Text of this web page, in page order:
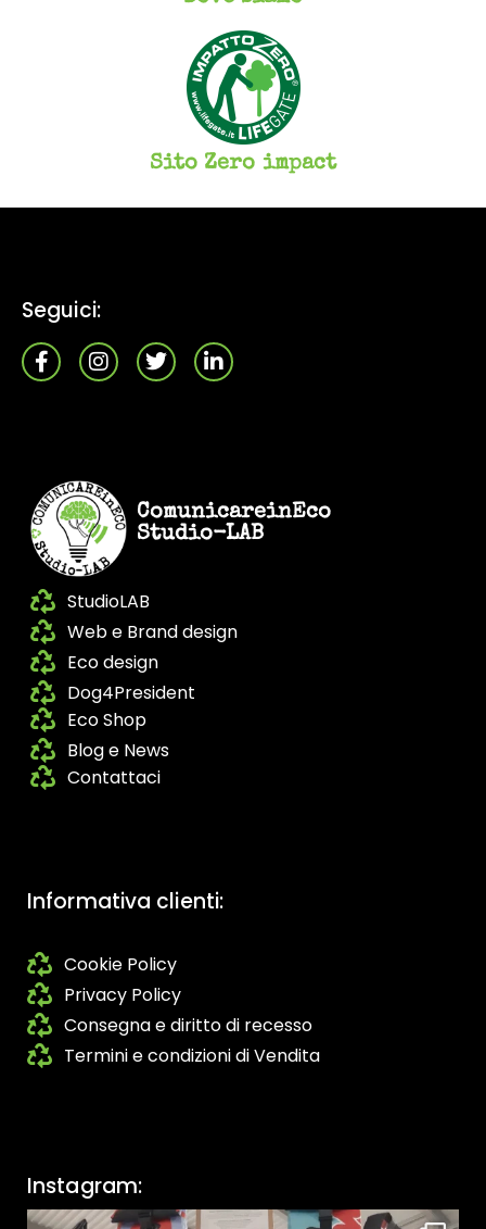
Sito Zero impact
Seguici:
ComunicareinEco
Studio-LAB
StudioLAB
Web e Brand design
Eco design
Dog4President
Eco Shop
Blog e News
Contattaci
Informativa clienti:
Cookie Policy
Privacy Policy
Consegna e diritto di recesso
Termini e condizioni di Vendita
Instagram: